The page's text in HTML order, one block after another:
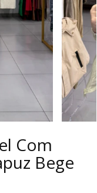
Com
Bege